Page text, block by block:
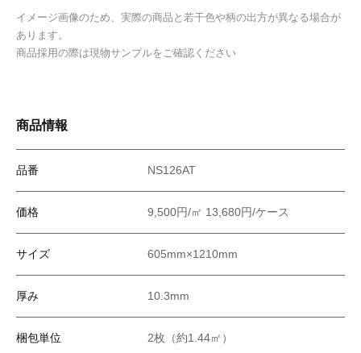
イメージ画像のため、実際の商品と若干色や柄の出方が異なる場合が
あります。
商品採用の際は現物サンプルをご確認ください
商品情報
品番 NS126AT
価格 9,500円/㎡ 13,680円/ケース
サイズ 605mm×1210mm
厚み 10.3mm
梱包単位 2枚（約1.44㎡）